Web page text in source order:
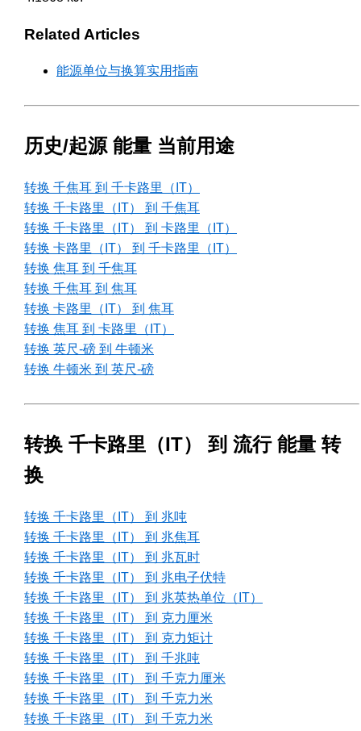
Related Articles
能源单位与换算实用指南
历史/起源 能量 当前用途
转换 千焦耳 到 千卡路里（IT）
转换 千卡路里（IT） 到 千焦耳
转换 千卡路里（IT） 到 卡路里（IT）
转换 卡路里（IT） 到 千卡路里（IT）
转换 焦耳 到 千焦耳
转换 千焦耳 到 焦耳
转换 卡路里（IT） 到 焦耳
转换 焦耳 到 卡路里（IT）
转换 英尺-磅 到 牛顿米
转换 牛顿米 到 英尺-磅
转换 千卡路里（IT） 到 流行 能量 转
换
转换 千卡路里（IT） 到 兆吨
转换 千卡路里（IT） 到 兆焦耳
转换 千卡路里（IT） 到 兆瓦时
转换 千卡路里（IT） 到 兆电子伏特
转换 千卡路里（IT） 到 兆英热单位（IT）
转换 千卡路里（IT） 到 克力厘米
转换 千卡路里（IT） 到 克力矩计
转换 千卡路里（IT） 到 千兆吨
转换 千卡路里（IT） 到 千克力厘米
转换 千卡路里（IT） 到 千克力米
转换 千卡路里（IT） 到 千克力米